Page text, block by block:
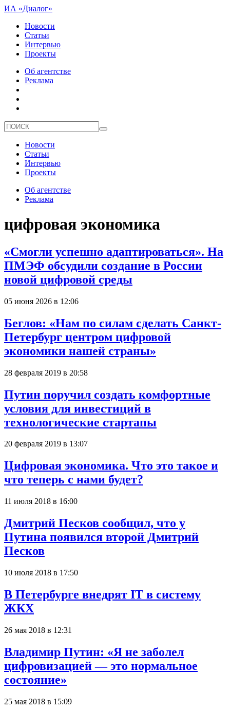
ИА «Диалог»
Новости
Статьи
Интервью
Проекты
Об агентстве
Реклама
Новости
Статьи
Интервью
Проекты
Об агентстве
Реклама
цифровая экономика
«Смогли успешно адаптироваться». На
ПМЭФ обсудили создание в России
новой цифровой среды
05 июня 2026 в 12:06
Беглов: «Нам по силам сделать Санкт-
Петербург центром цифровой
экономики нашей страны»
28 февраля 2019 в 20:58
Путин поручил создать комфортные
условия для инвестиций в
технологические стартапы
20 февраля 2019 в 13:07
Цифровая экономика. Что это такое и
что теперь с нами будет?
11 июля 2018 в 16:00
Дмитрий Песков сообщил, что у
Путина появился второй Дмитрий
Песков
10 июля 2018 в 17:50
В Петербурге внедрят IT в систему
ЖКХ
26 мая 2018 в 12:31
Владимир Путин: «Я не заболел
цифровизацией — это нормальное
состояние»
25 мая 2018 в 15:09